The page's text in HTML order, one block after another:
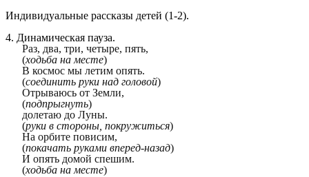
Индивидуальные рассказы детей (1-2).
4. Динамическая пауза.
Раз, два, три, четыре, пять,
(ходьба на месте)
В космос мы летим опять.
(соединить руки над головой)
Отрываюсь от Земли,
(подпрыгнуть)
долетаю до Луны.
(руки в стороны, покружиться)
На орбите повисим,
(покачать руками вперед-назад)
И опять домой спешим.
(ходьба на месте)